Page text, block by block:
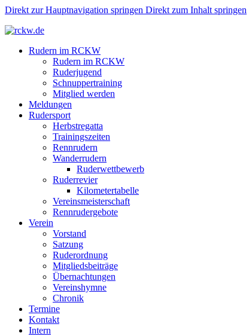
Direkt zur Hauptnavigation springen Direkt zum Inhalt springen
Rudern im RCKW
Rudern im RCKW
Ruderjugend
Schnuppertraining
Mitglied werden
Meldungen
Rudersport
Herbstregatta
Trainingszeiten
Rennrudern
Wanderrudern
Ruderwettbewerb
Ruderrevier
Kilometertabelle
Vereinsmeisterschaft
Rennrudergebote
Verein
Vorstand
Satzung
Ruderordnung
Mitgliedsbeiträge
Übernachtungen
Vereinshymne
Chronik
Termine
Kontakt
Intern